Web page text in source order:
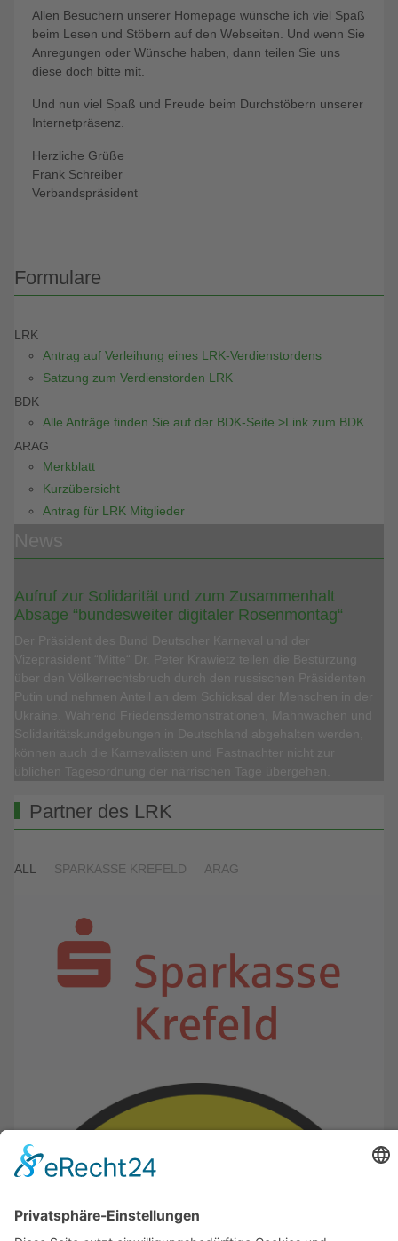
Allen Besuchern unserer Homepage wünsche ich viel Spaß
beim Lesen und Stöbern auf den Webseiten. Und wenn Sie
Anregungen oder Wünsche haben, dann teilen Sie uns
diese doch bitte mit.
Und nun viel Spaß und Freude beim Durchstöbern unserer
Internetpräsenz.
Herzliche Grüße
Frank Schreiber
Verbandspräsident
Formulare
LRK
Antrag auf Verleihung eines LRK-Verdienstordens
Satzung zum Verdienstorden LRK
BDK
Alle Anträge finden Sie auf der BDK-Seite >Link zum BDK
ARAG
Merkblatt
Kurzübersicht
Antrag für LRK Mitglieder
Aufruf zur Solidarität und zum Zusammenhalt
Absage “bundesweiter digitaler Rosenmontag“
Partner des LRK
ALL SPARKASSE KREFELD ARAG